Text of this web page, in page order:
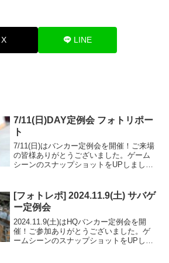
X LINE
7/11(日)DAY定例会 フォトリポー
ト
7/11(日)はバンカー定例会を開催！ご来場
の皆様ありがとうございました。ゲーム
シーンのスナップショットをUPしました
バムをみる
[フォトレポ] 2024.11.9(土) サバゲ
ー定例会
2024.11.9(土)はHQバンカー定例会を開
催！ご参加ありがとうございました。ゲ
ームシーンのスナップショットをUPしま